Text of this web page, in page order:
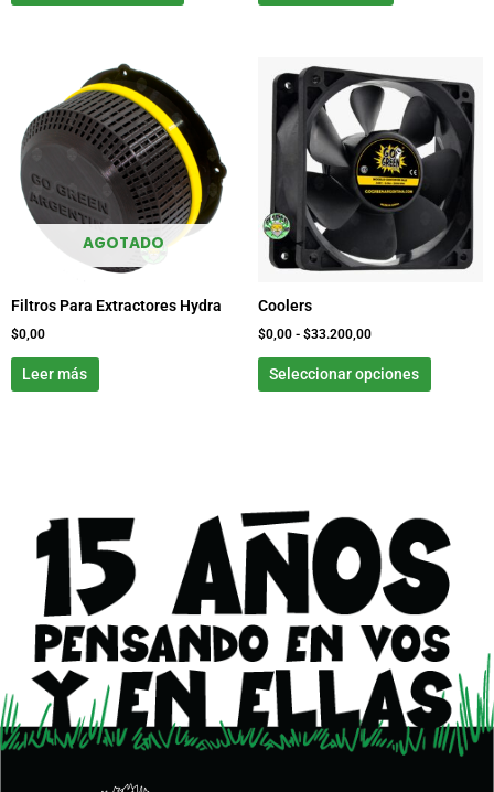
AGOTADO
Filtros Para Extractores Hydra
$0,00
Leer más
Coolers
$0,00 - $33.200,00
de
precios:
desde
$0,00
hasta
$33.200,00
Seleccionar opciones
tiene
se
pueden
página